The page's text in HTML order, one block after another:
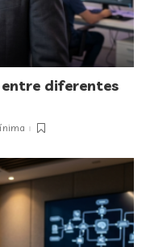
diferentes